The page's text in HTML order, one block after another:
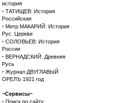
история
· ТАТИЩЕВ: История
Российская
· Митр.МАКАРИЙ: История
Рус. Церкви
· СОЛОВЬЕВ: История
России
· ВЕРНАДСКИЙ: Древняя
Русь
· Журнал ДВУГЛАВЫЙ
ОРЕЛЪ 1921 год
~Сервисы~
· Поиск по сайту